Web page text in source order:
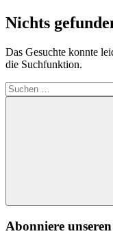
Nichts
Das Gesuchte konnte
die Suchfunktion.
Suchen
nach:
Abonniere